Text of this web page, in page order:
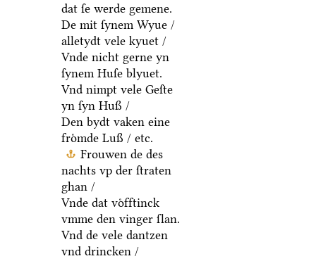
dat ſe werde gemene.
De mit ſynem Wyue /
alletydt vele kyuet /
Vnde nicht gerne yn
ſynem Huſe blyuet.
Vnd nimpt vele Geſte
yn ſyn Huß /
Den bydt vaken eine
froͤmde Luß / etc.
Frouwen de des
nachts vp der ſtraten
ghan /
Vnde dat voͤfftinck
vmme den vinger ſlan.
Vnd de vele dantzen
vnd drincken /